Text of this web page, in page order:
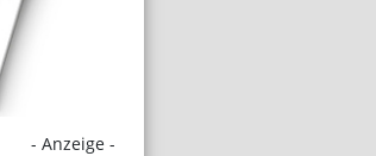
- Anzeige -